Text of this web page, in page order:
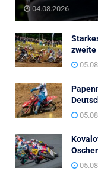
04.08.2026